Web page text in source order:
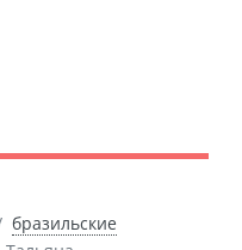
бразильские